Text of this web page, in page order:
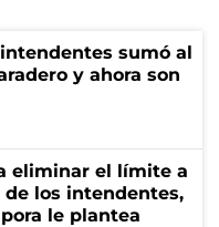
sumó al
y ahora son
eliminar el límite a
de los intendentes,
le plantea